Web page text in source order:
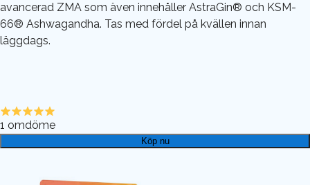
avancerad ZMA som även innehåller AstraGin® och KSM-
66® Ashwagandha. Tas med fördel på kvällen innan
läggdags.
1 omdöme
Köp nu